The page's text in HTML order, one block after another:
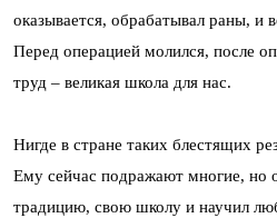
оказывается, обрабатывал раны,
Перед операцией молился, после
труд – великая школа для нас.
Нигде в стране таких блестящих
Ему сейчас подражают многие, но
традицию, свою школу и научил